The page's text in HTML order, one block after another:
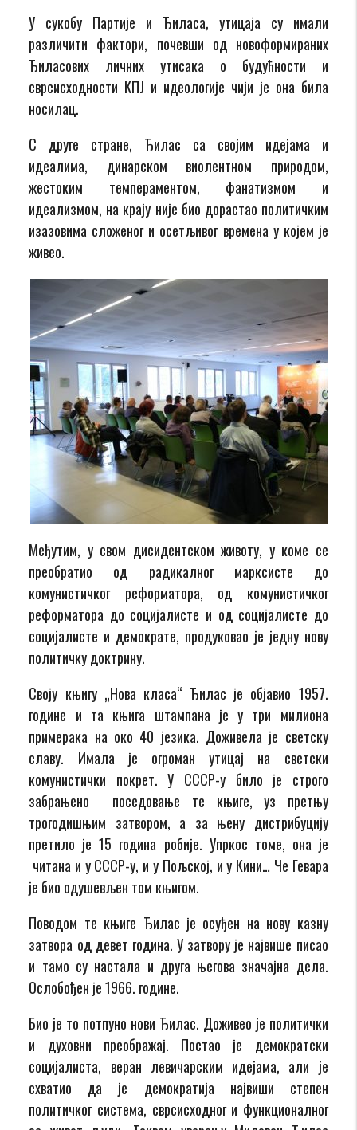
У сукобу Партије и Ђиласа, утицаја су имали
различити фактори, почевши од новоформираних
Ђиласових личних утисака о будућности и
сврсисходности КПЈ и идеологије чији је она била
носилац.
С друге стране, Ђилас са својим идејама и
идеалима, динарском виолентном природом,
жестоким темпераментом, фанатизмом и
идеализмом, на крају није био дорастао политичким
изазовима сложеног и осетљивог времена у којем је
живео.
Међутим, у свом дисидентском животу, у коме се
преобратио од радикалног марксисте до
комунистичког реформатора, од комунистичког
реформатора до социјалисте и од социјалисте до
социјалисте и демократе, продуковао је једну нову
политичку доктрину.
Своју књигу „Нова класа“ Ђилас је објавио 1957.
године и та књига штампана је у три милиона
примерака на око 40 језика. Доживела је светску
славу. Имала је огроман утицај на светски
комунистички покрет. У СССР-у билo је строго
забрањено поседовање те књиге, уз претњу
трогодишњим затвором, а за њену дистрибуцију
претило је 15 година робије. Упркос томе, она је
читана и у СССР-у, и у Пољској, и у Кини… Че Гевара
је био одушевљен том књигом.
Поводом те књиге Ђилас је осуђен на нову казну
затвора од девет година. У затвору је највише писао
и тамо су настала и друга његова значајна дела.
Ослобођен је 1966. године.
Био је то потпуно нови Ђилас. Доживео је политички
и духовни преображај. Постао је демократски
социјалиста, веран левичарским идејама, али је
схватио да је демократија највиши степен
политичког система, сврсисходног и функционалног